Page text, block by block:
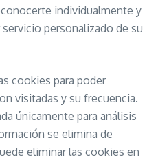
individualmente y
personalizado de su
cookies para poder
visitadas y su frecuencia.
únicamente para análisis
se elimina de
eliminar las cookies en